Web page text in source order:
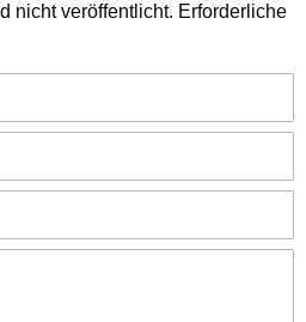
nicht veröffentlicht. Erforderliche